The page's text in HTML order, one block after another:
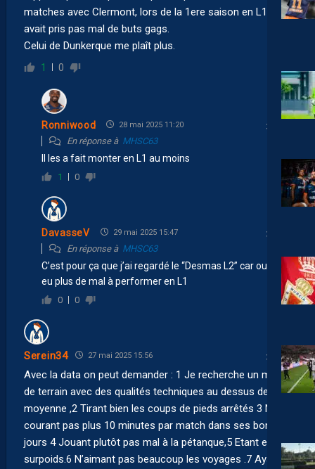
matches avec Clermont, lors de la 1ere saison en L1. Il
avait pris pas mal de buts gags.
Celui de Dunkerque me plaît plus.
1 0
Ronniwood 28 mai 2025 11:20
En réponse à MHSC63
Il les a fait monter en L1 au moins
1 0
DavasseV 29 mai 2025 15:47
En réponse à MHSC63
C’est pour ça que j’ai regardé le “Desmas L2” car oui, il a
eu plus de mal à performer en L1
0 0
Serein34 27 mai 2025 15:56
Avec la data on peut demander : 1 Je recherche un milieu
de terrain avec des qualités techniques au dessus de la
moyenne ,2 Tirant bien les coups de pieds arrêtés 3 Ne
courant pas plus 10 minutes par match dans ses bons
jours 4 Jouant plutôt pas mal à la pétanque,5 Etant en
surpoids.6 N’aimant pas beaucoup les voyages .7 Ayant